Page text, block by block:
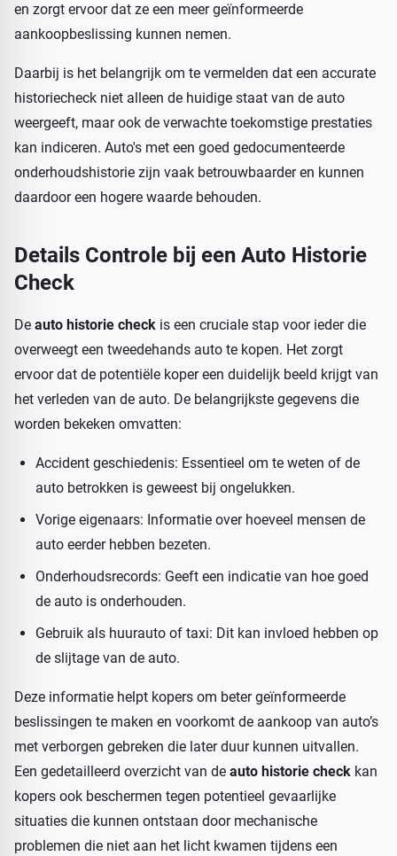
en zorgt ervoor dat ze een meer geïnformeerde
aankoopbeslissing kunnen nemen.
Daarbij is het belangrijk om te vermelden dat een accurate
historiecheck niet alleen de huidige staat van de auto
weergeeft, maar ook de verwachte toekomstige prestaties
kan indiceren. Auto's met een goed gedocumenteerde
onderhoudshistorie zijn vaak betrouwbaarder en kunnen
daardoor een hogere waarde behouden.
Details Controle bij een Auto Historie
Check
De auto historie check is een cruciale stap voor ieder die
overweegt een tweedehands auto te kopen. Het zorgt
ervoor dat de potentiële koper een duidelijk beeld krijgt van
het verleden van de auto. De belangrijkste gegevens die
worden bekeken omvatten:
Accident geschiedenis: Essentieel om te weten of de
auto betrokken is geweest bij ongelukken.
Vorige eigenaars: Informatie over hoeveel mensen de
auto eerder hebben bezeten.
Onderhoudsrecords: Geeft een indicatie van hoe goed
de auto is onderhouden.
Gebruik als huurauto of taxi: Dit kan invloed hebben op
de slijtage van de auto.
Deze informatie helpt kopers om beter geïnformeerde
beslissingen te maken en voorkomt de aankoop van auto’s
met verborgen gebreken die later duur kunnen uitvallen.
Een gedetailleerd overzicht van de auto historie check kan
kopers ook beschermen tegen potentieel gevaarlijke
situaties die kunnen ontstaan door mechanische
problemen die niet aan het licht kwamen tijdens een